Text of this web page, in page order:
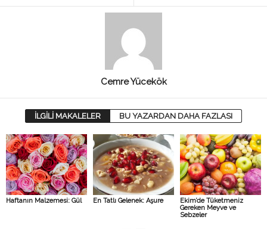
Cemre Yücekök
İLGİLİ MAKALELER BU YAZARDAN DAHA FAZLASI
Haftanın Malzemesi: Gül En Tatlı Gelenek: Aşure
Ekim’de Tüketmeniz
Gereken Meyve ve
Sebzeler